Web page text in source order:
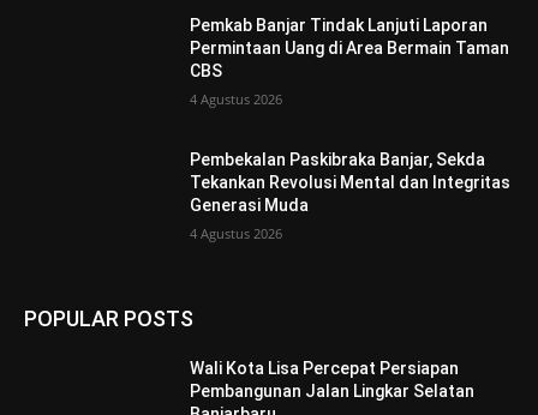
Pemkab Banjar Tindak Lanjuti Laporan
Permintaan Uang di Area Bermain Taman
CBS
4 Agustus 2026
Pembekalan Paskibraka Banjar, Sekda
Tekankan Revolusi Mental dan Integritas
Generasi Muda
4 Agustus 2026
POPULAR POSTS
Wali Kota Lisa Percepat Persiapan
Pembangunan Jalan Lingkar Selatan